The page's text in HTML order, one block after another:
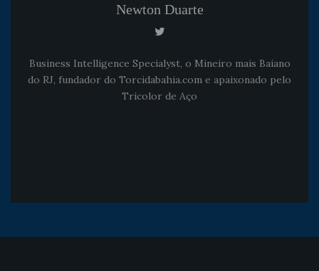
Newton Duarte
Business Intelligence Specialyst, o Mineiro mais Baiano
do RJ, fundador do Torcidabahia.com e apaixonado pelo
Tricolor de Aço